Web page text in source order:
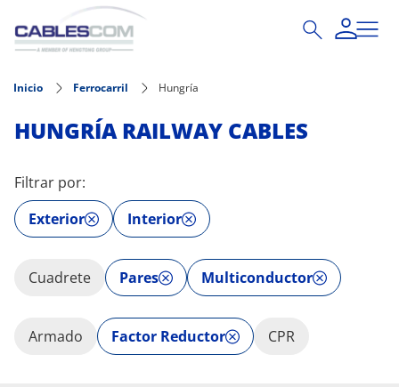
Pasar al contenido principal
Inicio Ferrocarril Hungría
HUNGRÍA RAILWAY CABLES
Filtrar por:
Exterior
Interior
Cuadrete Pares Multiconductor
Armado Factor Reductor CPR